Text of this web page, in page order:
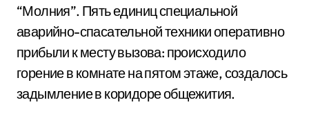
“Молния”. Пять единиц специальной
аварийно-спасательной техники оперативно
прибыли к месту вызова: происходило
горение в комнате на пятом этаже, создалось
задымление в коридоре общежития.